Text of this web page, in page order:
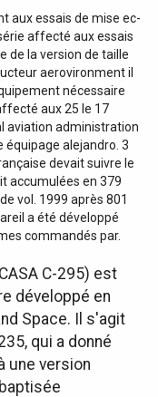
aux essais de mise ec-
affecté aux essais
de la version de taille
aerovironment il
nécessaire
aux 25 le 17
aviation administration
équipage alejandro. 3
devait suivre le
accumulées en 379
vol. 1999 après 801
a été développé
commandés par.
C-295) est
développé en
Space. Il s'agit
qui a donné
une version